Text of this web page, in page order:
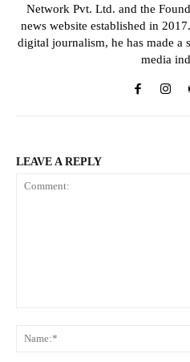
Network Pvt. Ltd. and the
news website established in
digital journalism, he has made
media
LEAVE A REPLY